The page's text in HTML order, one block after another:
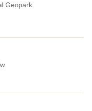
Geopark